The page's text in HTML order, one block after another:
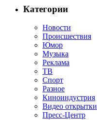
Категории
Новости
Происшествия
Юмор
Музыка
Реклама
ТВ
Спорт
Разное
Киноиндустрия
Видео открытки
Пресс-Центр